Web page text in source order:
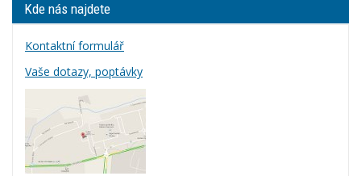
Kde nás najdete
Kontaktní formulář
Vaše dotazy, poptávky